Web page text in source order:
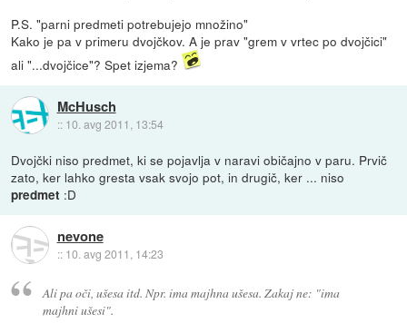
P.S. "parni predmeti potrebujejo množino"
Kako je pa v primeru dvojčkov. A je prav "grem v vrtec po dvojčici"
ali "...dvojčice"? Spet izjema?
McHusch
:: 10. avg 2011, 13:54
Dvojčki niso predmet, ki se pojavlja v naravi običajno v paru. Prvič
zato, ker lahko gresta vsak svojo pot, in drugič, ker ... niso
predmet :D
nevone
:: 10. avg 2011, 14:23
Ali pa oči, ušesa itd. Npr. ima majhna ušesa. Zakaj ne: "ima
majhni ušesi".